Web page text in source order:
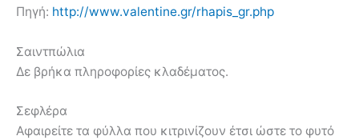
Πηγή: http://www.valentine.gr/rhapis_gr.php
Σαιντπώλια
Δε βρήκα πληροφορίες κλαδέματος.
Σεφλέρα
Αφαιρείτε τα φύλλα που κιτρινίζουν έτσι ώστε το φυτό